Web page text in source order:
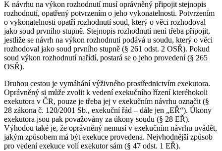
K návrhu na výkon rozhodnutí musí oprávněný připojit stejnopis
rozhodnutí, opatřený potvrzením o jeho vykonatelnosti. Potvrzením
o vykonatelnosti opatří rozhodnutí soud, který o věci rozhodoval
jako soud prvního stupně. Stejnopis rozhodnutí není třeba připojit,
jestliže se návrh na výkon rozhodnutí podává u soudu, který o věci
rozhodoval jako soud prvního stupně (§ 261 odst. 2 OSŘ). Pokud
soud výkon rozhodnutí nařídí, postará se o jeho provedení (§ 265
OSŘ).
Druhou cestou je vymáhání výživného prostřednictvím exekutora.
Oprávněný si může zvolit k vedení exekučního řízení kteréhokoli
exekutora v ČR, pouze je třeba jej v exekučním návrhu označit (§
28 zákona č. 120/2001 Sb., exekuční řád – dále jen „EŘ“). Úkony
exekutora jsou pak považovány za úkony soudu (§ 28 EŘ).
Výhodou také je, že oprávněný nemusí v exekučním návrhu uvádět,
jakým způsobem má být exekuce provedena. Nejvhodnější způsob
pro vedení exekuce volí exekutor sám (§ 47 odst. 1 EŘ).